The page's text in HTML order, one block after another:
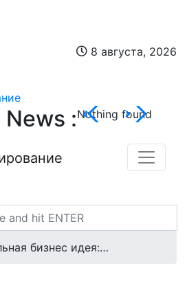
8 августа, 2026
:Nothing found
бизнес идея:…